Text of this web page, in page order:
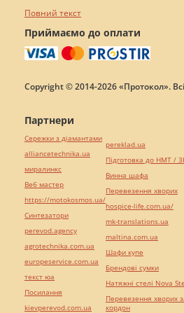
Повний текст
Приймаємо до оплати
Copyright © 2014-2026 «Протокол».
Партнери
Сережки з діамантами
alliancetechnika.ua
миралинкс
Веб мастер
https://motokosmos.ua/
Синтезатори
perevod.agency
agrotechnika.com.ua
europeservice.com.ua
текст юа
Посилання
kievperevod.com.ua
pereklad.ua
Підготовка до НМТ /
Винна шафа
Перевезення хворих
hospice-life.com.ua/
mk-translations.ua
maltina.com.ua
Шафи купе
Брендові сумки
Натяжні стелі Nova
Перевезення хворих
кордон